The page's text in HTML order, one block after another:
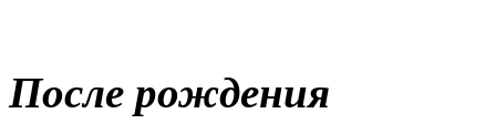
После рождения